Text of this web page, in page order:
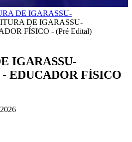
DE IGARASSU-
DE IGARASSU-
FÍSICO - (Pré Edital)
IGARASSU-
EDUCADOR FÍSICO